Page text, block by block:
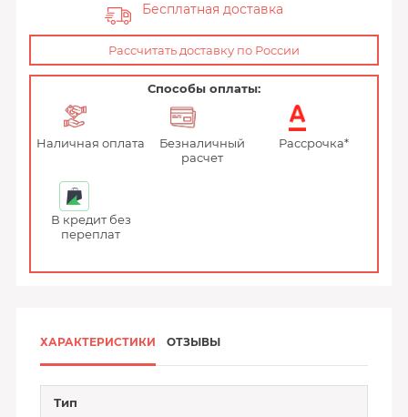
Бесплатная доставка
Рассчитать доставку по России
Способы оплаты:
Наличная оплата
Безналичный
расчет
Рассрочка*
В кредит без
переплат
ХАРАКТЕРИСТИКИ ОТЗЫВЫ
Тип